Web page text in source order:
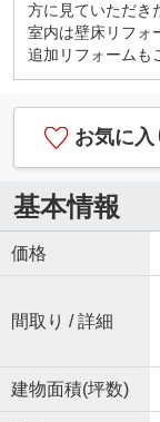
方に見ていただき
室内は壁床リフォ
追加リフォームも
お気に入
基本情報
価格
間取り / 詳細
建物面積(坪数)